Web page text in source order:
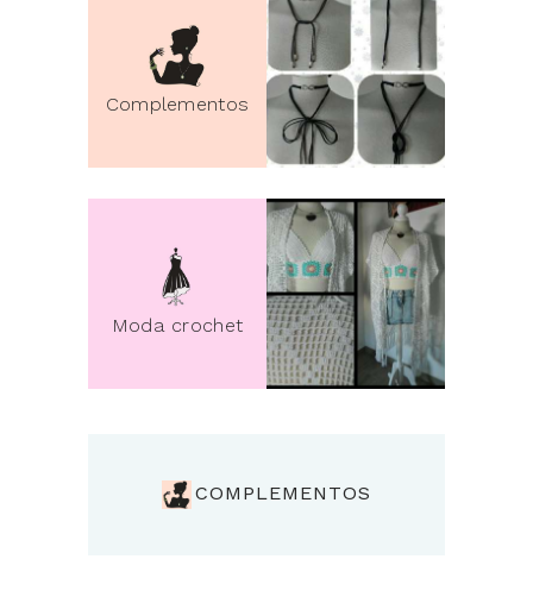
Complementos
Moda crochet
COMPLEMENTOS